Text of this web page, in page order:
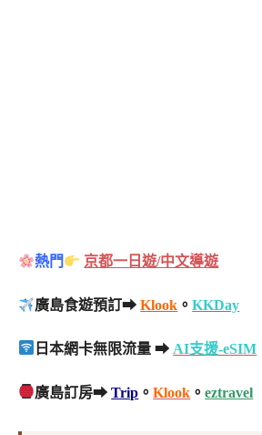
熱門 京都一日遊/中文導遊
廣島食遊預訂➡Klook 。KKDay
日本網卡無限流量 ➡ AI支援-eSIM
廣島訂房➡Trip 。Klook 。eztravel